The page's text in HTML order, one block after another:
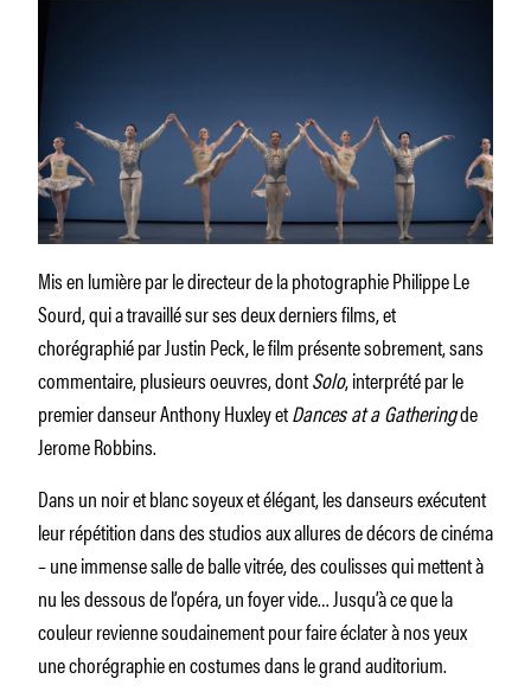
Mis en lumière par le directeur de la photographie Philippe Le
Sourd, qui a travaillé sur ses deux derniers films, et
chorégraphié par Justin Peck, le film présente sobrement, sans
commentaire, plusieurs oeuvres, dontSolo, interprété par le
premier danseur Anthony Huxley etDances at a Gatheringde
Jerome Robbins.
Dans un noir et blanc soyeux et élégant, les danseurs exécutent
leur répétition dans des studios aux allures de décors de cinéma
– une immense salle de balle vitrée, des coulisses qui mettent à
nu les dessous de l’opéra, un foyer vide… Jusqu’à ce que la
couleur revienne soudainement pour faire éclater à nos yeux
une chorégraphie en costumes dans le grand auditorium.